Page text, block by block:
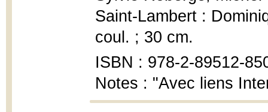
Saint-Lambert :
coul. ; 30 cm.
ISBN : 978-2-89512-
Notes : "Avec liens